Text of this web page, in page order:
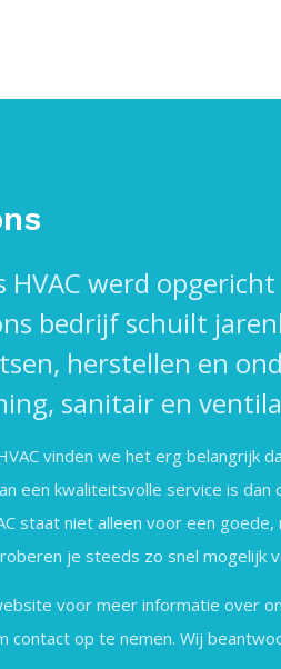
HVAC werd
bedrijf schuilt
herstellen en
sanitair en
vinden we het erg belangrijk
een kwaliteitsvolle service is dan
staat niet alleen voor een
je steeds zo snel mogelijk
voor meer informatie over
contact op te nemen. Wij